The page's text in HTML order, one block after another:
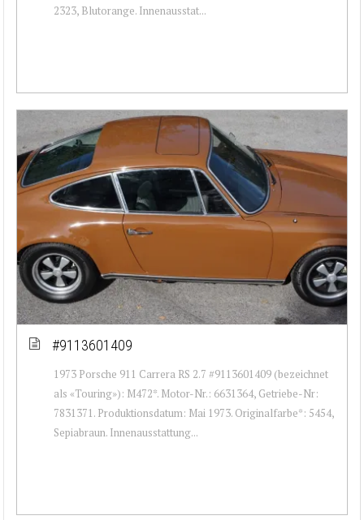
2323, Blutorange. Innenausstat...
#9113601409
1973 Porsche 911 Carrera RS 2.7 #9113601409 (bezeichnet
als «Touring»): M472*. Motor-Nr.: 6631364, Getriebe-Nr:
7831371. Produktionsdatum: Mai 1973. Originalfarbe*: 5454,
Sepiabraun. Innenausstattung...